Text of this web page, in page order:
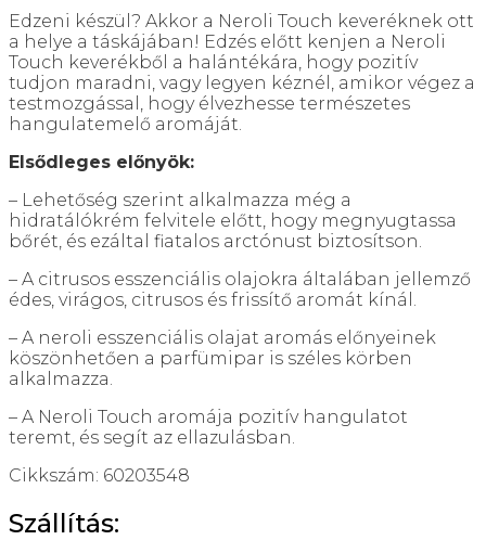
Edzeni készül? Akkor a Neroli Touch keveréknek ott
a helye a táskájában! Edzés előtt kenjen a Neroli
Touch keverékből a halántékára, hogy pozitív
tudjon maradni, vagy legyen kéznél, amikor végez a
testmozgással, hogy élvezhesse természetes
hangulatemelő aromáját.
Elsődleges előnyök:
– Lehetőség szerint alkalmazza még a
hidratálókrém felvitele előtt, hogy megnyugtassa
bőrét, és ezáltal fiatalos arctónust biztosítson.
– A citrusos esszenciális olajokra általában jellemző
édes, virágos, citrusos és frissítő aromát kínál.
– A neroli esszenciális olajat aromás előnyeinek
köszönhetően a parfümipar is széles körben
alkalmazza.
– A Neroli Touch aromája pozitív hangulatot
teremt, és segít az ellazulásban.
Cikkszám: 60203548
Szállítás: